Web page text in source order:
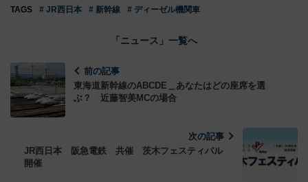
TAGS # JR西日本 # 新幹線 # ディーゼル機関車
「ニュース」一覧へ
前の記事
東海道新幹線のABCDE＿あなたはどの座席を選
ぶ？ 近藤智美MCの場合
次の記事
JR西日本 阪急電鉄 共催 茨木フェスティバル
開催